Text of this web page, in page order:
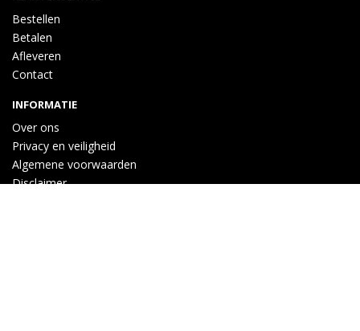
Bestellen
Betalen
Afleveren
Contact
INFORMATIE
Over ons
Privacy en veiligheid
Algemene voorwaarden
Disclaimer